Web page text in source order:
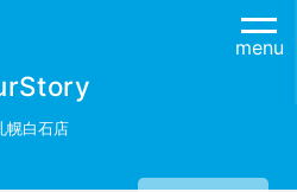
menu
幌白石店